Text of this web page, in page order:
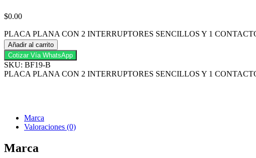
$0.00
PLACA PLANA CON 2 INTERRUPTORES SENCILLOS Y 1
Añadir al carrito
Cotizar Vía WhatsApp
SKU: BF19-B
PLACA PLANA CON 2 INTERRUPTORES SENCILLOS Y 1
Marca
Valoraciones (0)
Marca